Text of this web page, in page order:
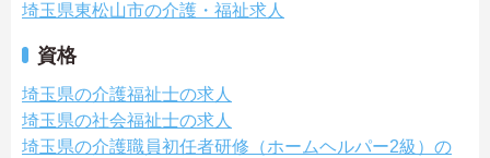
埼玉県東松山市の介護・福祉求人
資格
埼玉県の介護福祉士の求人
埼玉県の社会福祉士の求人
埼玉県の介護職員初任者研修（ホームヘルパー2級）の